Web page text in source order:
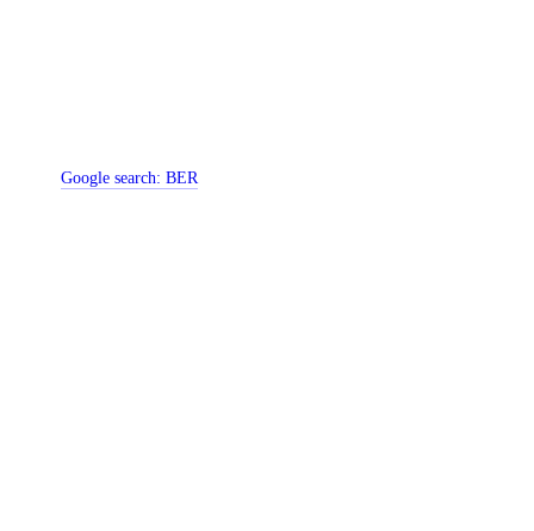
Google search:BER